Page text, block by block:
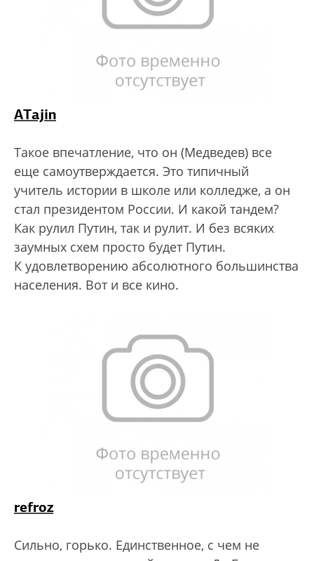
ATajin
Такое впечатление, что он (Медведев) все
еще самоутверждается. Это типичный
учитель истории в школе или колледже, а он
стал президентом России. И какой тандем?
Как рулил Путин, так и рулит. И без всяких
заумных схем просто будет Путин.
К удовлетворению абсолютного большинства
населения. Вот и все кино.
refroz
Сильно, горько. Единственное, с чем не